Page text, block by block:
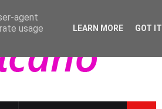
agent
usage
LEARN MORE GOT IT